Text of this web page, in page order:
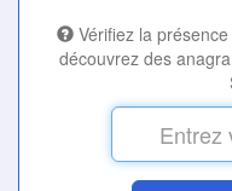
Vérifiez la
découvrez des